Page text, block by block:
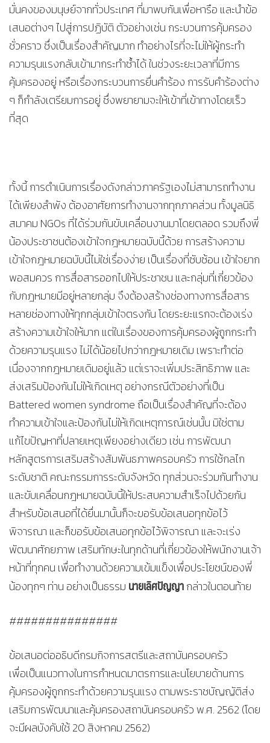
มั่นคงของมนุษย์จากทั่วประเทศ ที่มาพบกันเพื่อหารือ และนำข้อ
เสนอต่างๆ ไปสู่การปฏิบัติ ตัวอย่างเช่น กระบวนการคุ้มครอง
ชั่วคราว ซึ่งเป็นเรื่องสำคัญมาก ทำอย่างไรที่จะไม่ให้ผู้กระทำ
ความรุนแรงกลับเข้ามากระทำซ้ำได้ ในช่วงระยะเวลาที่มีการ
คุ้มครองอยู่ หรือเรื่องกระบวนการยื่นคำร้อง การรับคำร้องต่าง
ๆ ก็กำลังเตรียมการอยู่ ซึ่งพยายามจะให้เข้าที่เข้าทางโดยเร็ว
ที่สุด
ทั้งนี้ การดำเนินการเรื่องดังกล่าวภาครัฐเองไม่สามารถทำงาน
ได้เพียงลำพัง ต้องอาศัยการทำงานจากทุกภาคส่วน ทั้งมูลนิธิ
สมาคม NGOs ที่ได้ร่วมกันขับเคลื่อนงานมาโดยตลอด รวมถึงพี่
น้องประชาชนต้องเข้าใจกฎหมายฉบับนี้ด้วย การสร้างความ
เข้าใจกฎหมายฉบับนี้ไม่ใช่เรื่องง่าย เป็นเรื่องที่ซับซ้อน เข้าใจยาก
พอสมควร การสื่อสารออกไปให้ประชาชน และกลุ่มที่เกี่ยวข้อง
กับกฎหมายมีอยู่หลายกลุ่ม จึงต้องสร้างช่องทางการสื่อสาร
หลายช่องทางให้ทุกกลุ่มเข้าใจตรงกัน โดยระยะแรกจะต้องเร่ง
สร้างความเข้าใจให้มาก แต่ในเรื่องของการคุ้มครองผู้ถูกกระทำ
ด้วยความรุนแรง ไม่ได้น้อยไปกว่ากฎหมายเดิม เพราะทำต่อ
เนื่องจากกฎหมายเดิมอยู่แล้ว แต่เราจะเพิ่มประสิทธิภาพ และ
ส่งเสริมป้องกันไม่ให้เกิดเหตุ อย่างกรณีตัวอย่างที่เป็น
Battered women syndrome ถือเป็นเรื่องสำคัญที่จะต้อง
ทำความเข้าใจและป้องกันไม่ให้เกิดเหตุการณ์เช่นนั้น มิใช่ตาม
แก้ไขปัญหาที่ปลายเหตุเพียงอย่างเดียว เช่น การพัฒนา
หลักสูตรการเสริมสร้างสัมพันธภาพครอบครัว การใช้กลไก
ระดับชาติ คณะกรรมการระดับจังหวัด ทุกส่วนจะร่วมกันทำงาน
และขับเคลื่อนกฎหมายฉบับนี้ให้ประสบความสำเร็จไปด้วยกัน
สำหรับข้อเสนอที่ได้ยื่นมานั้นก็จะขอรับข้อเสนอทุกข้อไว้
พิจารณา และก็ขอรับข้อเสนอทุกข้อไว้พิจารณา และจะเร่ง
พัฒนาศักยภาพ เสริมทักษะในทุกด้านที่เกี่ยวข้องให้พนักงานเจ้า
หน้าที่ทุกคน เพื่อทำงานด้วยความเข้มแข็งเพื่อประโยชน์ของพี่
น้องทุกๆ ท่าน อย่างเป็นธรรม นายเลิศปัญญากล่าวในตอนท้าย
###############
ข้อเสนอต่ออธิบดีกรมกิจการสตรีและสถาบันครอบครัว
เพื่อเป็นแนวทางในการกำหนดมาตรการและนโยบายด้านการ
คุ้มครองผู้ถูกกระทำด้วยความรุนแรง ตามพระราชบัญญัติส่ง
เสริมการพัฒนาและคุ้มครองสถาบันครอบครัว พ.ศ. 2562 (โดย
จะมีผลบังคับใช้ 20 สิงหาคม 2562)